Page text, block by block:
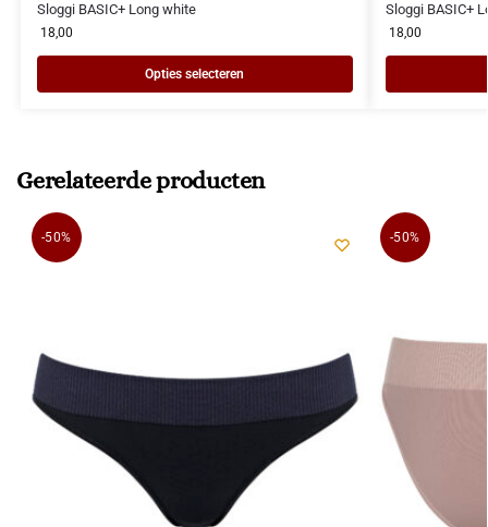
Sloggi BASIC+ Long white
18,00
Opties selecteren
Sloggi BASIC+
18,00
Gerelateerde producten
-50% -50%